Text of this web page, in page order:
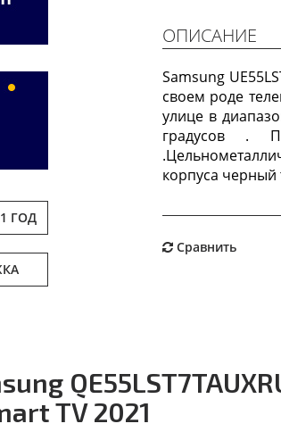
ГОД
ОПИСАНИЕ
Samsung
своем роде
улице в
градусов .
корпуса черный
Сравнить
TV 2021